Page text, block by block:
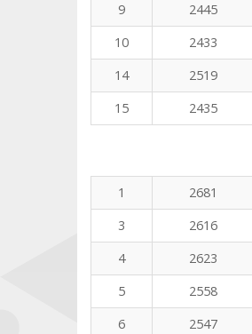
9
2445
10
2433
14
2519
15
2435
1
2681
3
2616
4
2623
5
2558
6
2547